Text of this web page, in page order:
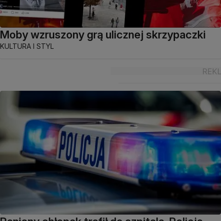
Moby wzruszony grą ulicznej skrzypaczki
KULTURA I STYL